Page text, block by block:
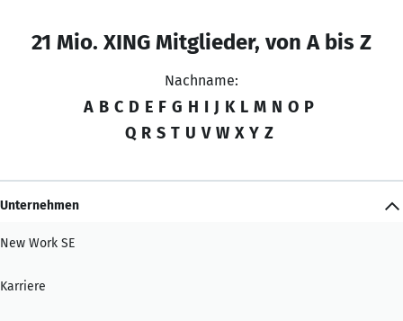
21 Mio. XING Mitglieder, von A bis Z
Nachname:
A B C D E F G H I J K L M N O P
Q R S T U V W X Y Z
Unternehmen
New Work SE
Karriere